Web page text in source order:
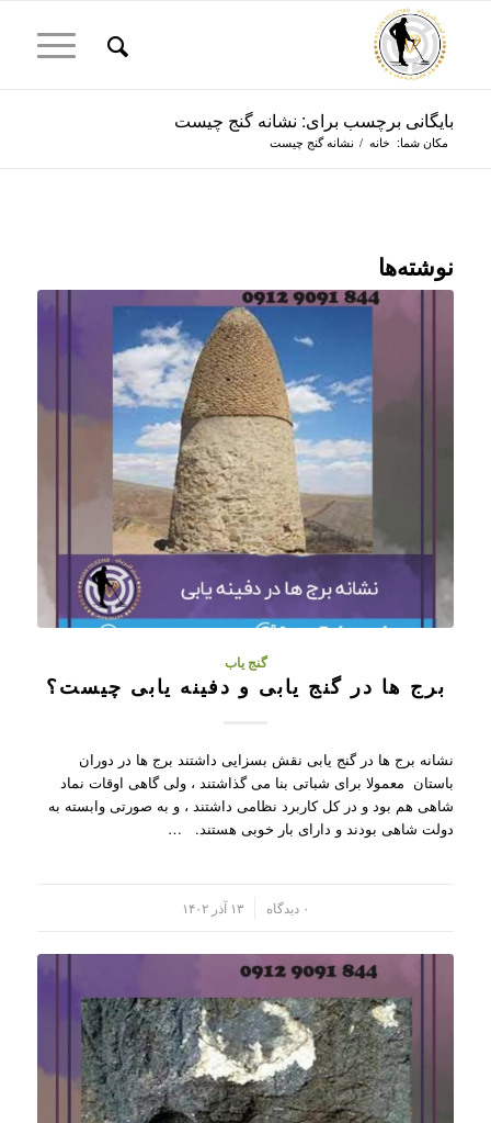
بایگانی برچسب برای: نشانه گنج چیست
مکان شما: خانه / نشانه گنج چیست
نوشته‌ها
گنج یاب
برج ها در گنج یابی و دفینه یابی چیست؟
نشانه برج ها در گنج یابی نقش بسزایی داشتند برج ها در دوران
باستان معمولا برای شباتی بنا می گذاشتند ، ولی گاهی اوقات نماد
شاهی هم بود و در کل کاربرد نظامی داشتند ، و به صورتی وابسته به
دولت شاهی بودند و دارای بار خوبی هستند. …
۰ دیدگاه ۱۳ آذر ۱۴۰۲